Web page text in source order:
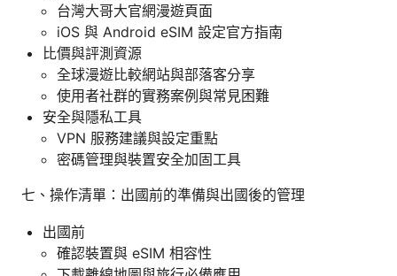
台灣大哥大官網漫遊頁面
iOS 與 Android eSIM 設定官方指南
比價與評測資源
全球漫遊比較網站與部落客分享
使用者社群的實務案例與常見困難
安全與隱私工具
VPN 服務建議與設定重點
密碼管理與裝置安全加固工具
七、操作清單：出國前的準備與出國後的管理
出國前
確認裝置與 eSIM 相容性